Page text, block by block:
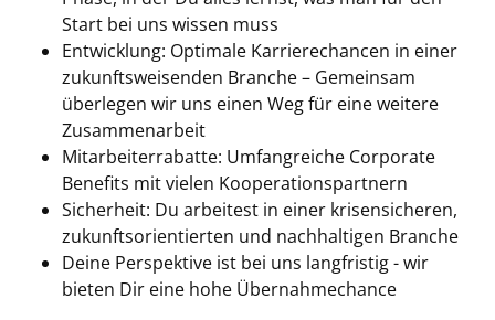
Start bei uns wissen muss
Entwicklung: Optimale Karrierechancen in einer
zukunftsweisenden Branche – Gemeinsam
überlegen wir uns einen Weg für eine weitere
Zusammenarbeit
Mitarbeiterrabatte: Umfangreiche Corporate
Benefits mit vielen Kooperationspartnern
Sicherheit: Du arbeitest in einer krisensicheren,
zukunftsorientierten und nachhaltigen Branche
Deine Perspektive ist bei uns langfristig - wir
bieten Dir eine hohe Übernahmechance